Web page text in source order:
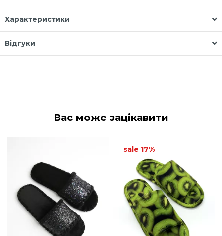
Характеристики
Відгуки
Вас може зацікавити
sale 17%